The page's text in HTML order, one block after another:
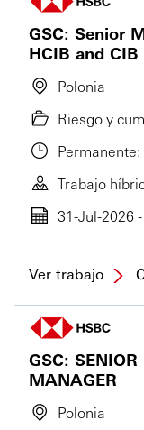
GSC: Senior
HCIB and CIB
Polonia
Riesgo y
Trabajo
31-Jul-2026
Ver trabajo
GSC:
MANAGER
Polonia